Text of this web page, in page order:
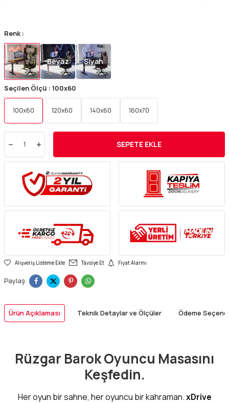
Renk :
Beyaz Siyah
Seçilen Ölçü : 100x60
100x60 120x60 140x60 160x70
SEPETE EKLE
Alışveriş Listeme Ekle Tavsiye Et Fiyat Alarmı
Paylaş
Ürün Açıklaması Teknik Detaylar ve Ölçüler Ödeme
Rüzgar Barok Oyuncu Masasını
Keşfedin.
Her oyun bir sahne, her oyuncu bir kahraman.xDrive